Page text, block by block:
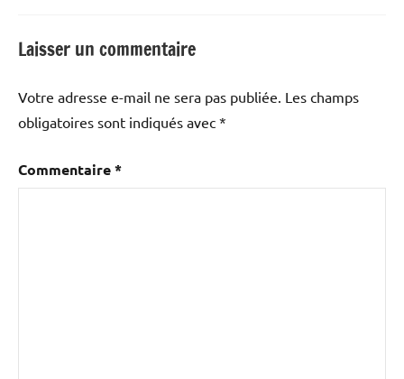
Laisser un commentaire
Votre adresse e-mail ne sera pas publiée. Les champs
obligatoires sont indiqués avec *
Commentaire*